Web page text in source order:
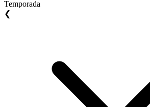
Temporada
❮